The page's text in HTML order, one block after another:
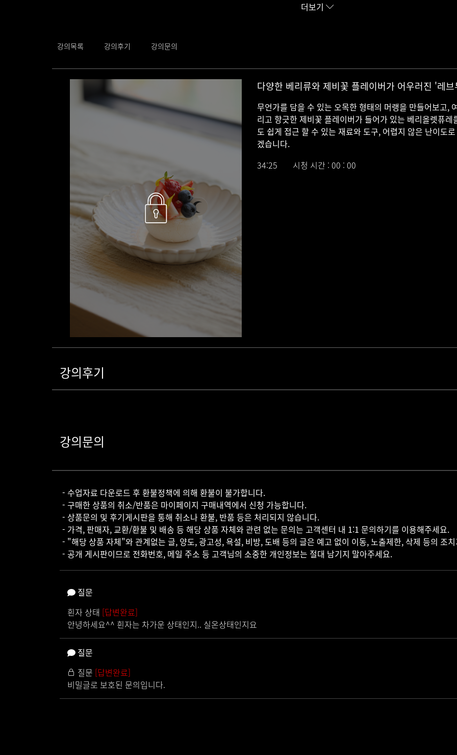
나폴레옹 과자점 파티시에
더보기
강의목록 강의후기 강의문의
다양한 베리류와 제비꽃 플레이버가 어우러진 '레
무언가를 담을 수 있는 오목한 형태의 머랭을 만들어보고,
리고 향긋한 제비꽃 플레이버가 들어가 있는 베리올렛퓨
도 쉽게 접근 할 수 있는 재료와 도구, 어렵지 않은 난이도
겠습니다.
34:25
시청 시간 : 00 : 00
강의후기
강의문의
- 수업자료 다운로드 후 환불정책에 의해 환불이 불가합니다.
- 구매한 상품의 취소/반품은 마이페이지 구매내역에서 신청 가능합니다.
- 상품문의 및 후기게시판을 통해 취소나 환불, 반품 등은 처리되지 않습니다.
- 가격, 판매자, 교환/환불 및 배송 등 해당 상품 자체와 관련 없는 문의는 고객센터 내 1:1 문의하기를 이용해주세요.
- "해당 상품 자체"와 관계없는 글, 양도, 광고성, 욕설, 비방, 도배 등의 글은 예고 없이 이동, 노출제한, 삭제 등의 조
- 공개 게시판이므로 전화번호, 메일 주소 등 고객님의 소중한 개인정보는 절대 남기지 말아주세요.
질문
흰자 상태 [답변완료]
안녕하세요^^ 흰자는 차가운 상태인지.. 실온상태인지요
질문
질문 [답변완료]
비밀글로 보호된 문의입니다.